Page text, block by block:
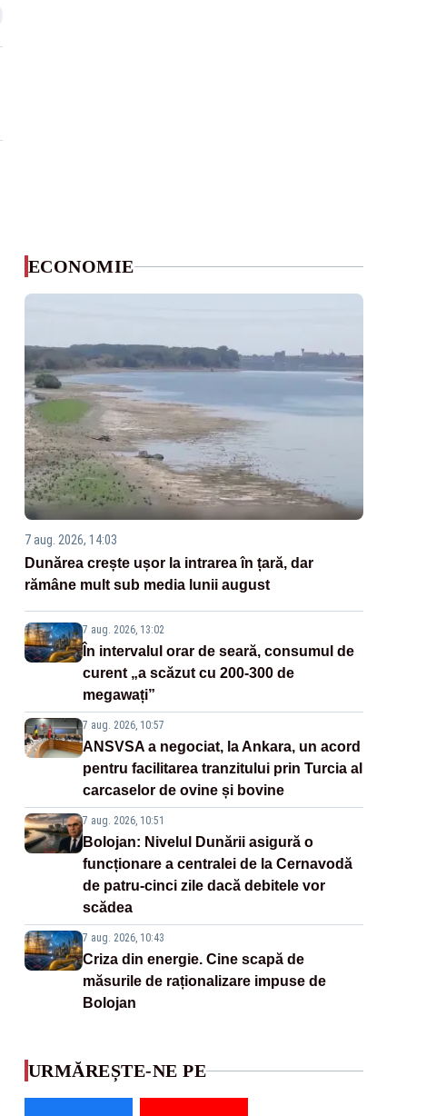
ECONOMIE
7 aug. 2026, 14:03
Dunărea crește ușor la intrarea în țară, dar
rămâne mult sub media lunii august
7 aug. 2026, 13:02
În intervalul orar de seară, consumul de
curent „a scăzut cu 200-300 de
megawați”
7 aug. 2026, 10:57
ANSVSA a negociat, la Ankara, un acord
pentru facilitarea tranzitului prin Turcia al
carcaselor de ovine și bovine
7 aug. 2026, 10:51
Bolojan: Nivelul Dunării asigură o
funcționare a centralei de la Cernavodă
de patru-cinci zile dacă debitele vor
scădea
7 aug. 2026, 10:43
Criza din energie. Cine scapă de
măsurile de raționalizare impuse de
Bolojan
URMĂREȘTE-NE PE